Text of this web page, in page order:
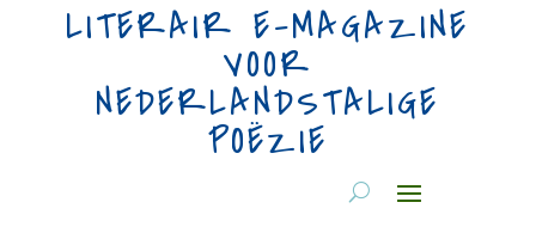
LITERAIR E-MAGAZINE
VOOR
NEDERLANDSTALIGE
POËZIE